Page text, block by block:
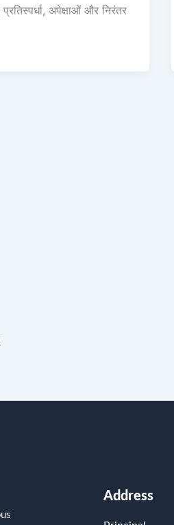
अपेक्षाओं और निरंतर
Address